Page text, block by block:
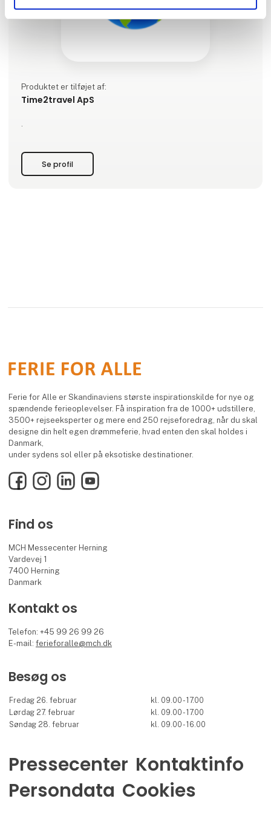
Produktet er tilføjet af:
Time2travel ApS
Se profil
Ferie for Alle er Skandinaviens største inspirationskilde for nye og
spændende ferieoplevelser. Få inspiration fra de 1000+ udstillere,
3500+ rejseeksperter og mere end 250 rejseforedrag, når du skal
designe din helt egen drømmeferie, hvad enten den skal holdes i
Danmark,
under sydens sol eller på eksotiske destinationer.
FacebookInstagramLinkedInYouTube
Find os
MCH Messecenter Herning
Vardevej 1
7400 Herning
Danmark
Kontakt os
Telefon: +45 99 26 99 26
E-mail:ferieforalle@mch.dk
Besøg os
Fredag 26. februar
kl. 09.00 - 17.00
Lørdag 27. februar
kl. 09.00 - 17.00
Søndag 28. februar
kl. 09.00 - 16.00
Pressecenter Kontaktinfo
Persondata Cookies